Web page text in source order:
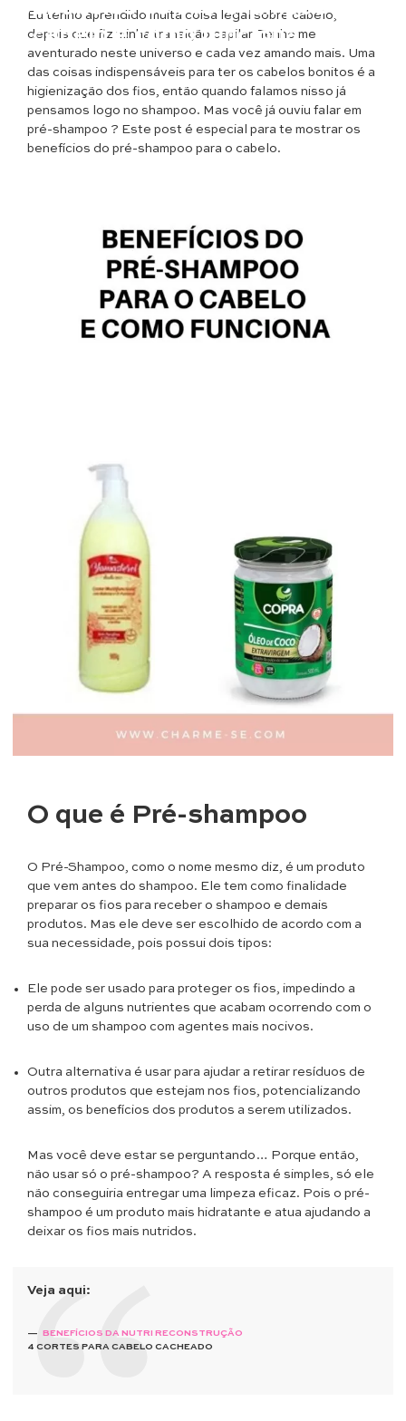
Benefícios do Pré-shampoo para
o cabelo e como funciona
Eu tenho aprendido muita coisa legal sobre cabelo,
depois que fiz minha transição capilar. Tenho me
aventurado neste universo e cada vez amando mais. Uma
das coisas indispensáveis para ter os cabelos bonitos é a
higienização dos fios, então quando falamos nisso já
pensamos logo no shampoo. Mas você já ouviu falar em
pré-shampoo ? Este post é especial para te mostrar os
benefícios do pré-shampoo para o cabelo.
O que é Pré-shampoo
O Pré-Shampoo, como o nome mesmo diz, é um produto
que vem antes do shampoo. Ele tem como finalidade
preparar os fios para receber o shampoo e demais
produtos. Mas ele deve ser escolhido de acordo com a
sua necessidade, pois possui dois tipos:
Ele pode ser usado para proteger os fios, impedindo a
perda de alguns nutrientes que acabam ocorrendo com o
uso de um shampoo com agentes mais nocivos.
Outra alternativa é usar para ajudar a retirar resíduos de
outros produtos que estejam nos fios, potencializando
assim, os benefícios dos produtos a serem utilizados.
Mas você deve estar se perguntando… Porque então,
não usar só o pré-shampoo? A resposta é simples, só ele
não conseguiria entregar uma limpeza eficaz. Pois o pré-
shampoo é um produto mais hidratante e atua ajudando a
deixar os fios mais nutridos.
Veja aqui:
BENEFÍCIOS DA NUTRI RECONSTRUÇÃO
4 CORTES PARA CABELO CACHEADO